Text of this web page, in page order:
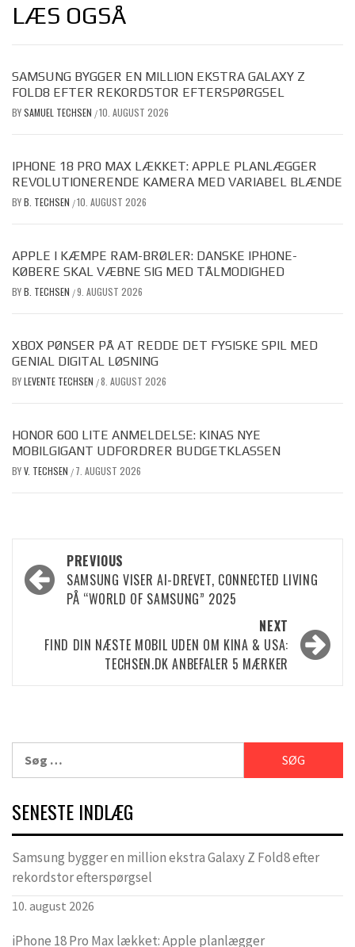
LÆS OGSÅ
SAMSUNG BYGGER EN MILLION EKSTRA GALAXY Z
FOLD8 EFTER REKORDSTOR EFTERSPØRGSEL
BYSAMUEL TECHSEN /10. AUGUST 2026
IPHONE 18 PRO MAX LÆKKET: APPLE PLANLÆGGER
REVOLUTIONERENDE KAMERA MED VARIABEL BLÆNDE
BYB. TECHSEN /10. AUGUST 2026
APPLE I KÆMPE RAM-BRØLER: DANSKE IPHONE-
KØBERE SKAL VÆBNE SIG MED TÅLMODIGHED
BYB. TECHSEN /9. AUGUST 2026
XBOX PØNSER PÅ AT REDDE DET FYSISKE SPIL MED
GENIAL DIGITAL LØSNING
BYLEVENTE TECHSEN /8. AUGUST 2026
HONOR 600 LITE ANMELDELSE: KINAS NYE
MOBILGIGANT UDFORDRER BUDGETKLASSEN
BYV. TECHSEN / 7. AUGUST 2026
Post
navigation
PREVIOUS
SAMSUNG VISER AI-DREVET, CONNECTED LIVING
PÅ “WORLD OF SAMSUNG” 2025
NEXT
FIND DIN NÆSTE MOBIL UDEN OM KINA & USA:
TECHSEN.DK ANBEFALER 5 MÆRKER
efter:
SENESTE INDLÆG
Samsung bygger en million ekstra Galaxy Z Fold8 efter
rekordstor efterspørgsel
10. august 2026
iPhone 18 Pro Max lækket: Apple planlægger